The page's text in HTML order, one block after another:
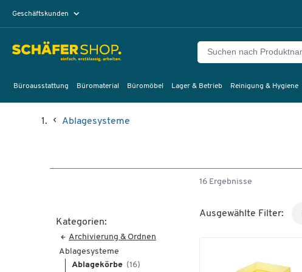
Geschäftskunden
Büroausstattung Büromaterial Büromöbel Lager & Betrieb Reinigung & Hygiene
Ablagesysteme
Kategorien:
Archivierung & Ordnen
Ablagesysteme
Ablagekörbe (16)
16 Ergebnisse
Ausgewählte Filter: